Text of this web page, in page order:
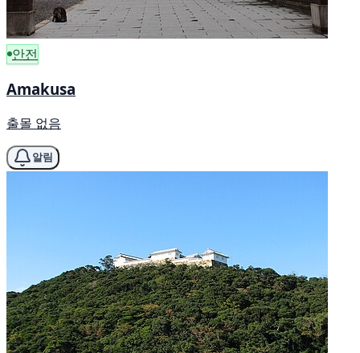
안전
Amakusa
출몰 없음
알림